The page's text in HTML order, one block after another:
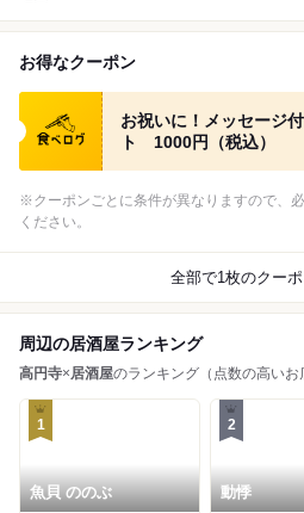
お得なクーポン
食べログ クーポン
お祝いに！メッセージ
ト 1000円（税込）
※クーポンごとに条件が異なりますので、
ください。
全部で1枚のクー
周辺の居酒屋ランキング
高円寺×居酒屋のランキング（点数の高いお
1
魚貝 ののぶ
2
動悸